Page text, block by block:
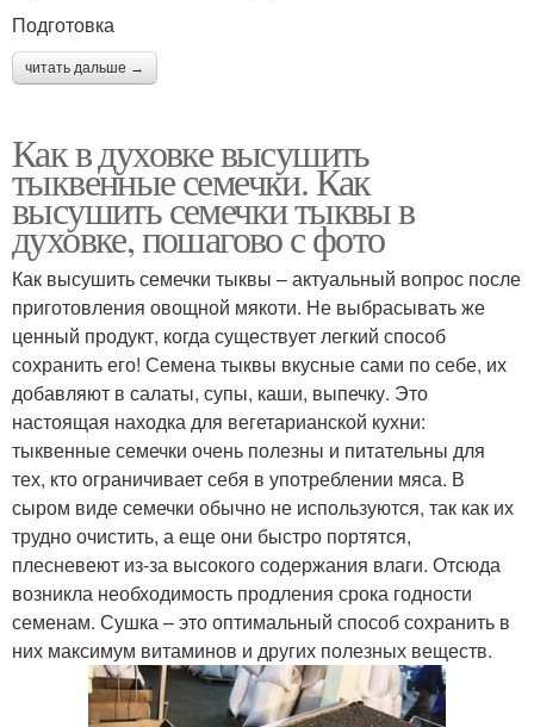
Подготовка
читать дальше →
Как в духовке высушить
тыквенные семечки. Как
высушить семечки тыквы в
духовке, пошагово с фото
Как высушить семечки тыквы – актуальный вопрос после
приготовления овощной мякоти. Не выбрасывать же
ценный продукт, когда существует легкий способ
сохранить его! Семена тыквы вкусные сами по себе, их
добавляют в салаты, супы, каши, выпечку. Это
настоящая находка для вегетарианской кухни:
тыквенные семечки очень полезны и питательны для
тех, кто ограничивает себя в употреблении мяса. В
сыром виде семечки обычно не используются, так как их
трудно очистить, а еще они быстро портятся,
плесневеют из-за высокого содержания влаги. Отсюда
возникла необходимость продления срока годности
семенам. Сушка – это оптимальный способ сохранить в
них максимум витаминов и других полезных веществ.